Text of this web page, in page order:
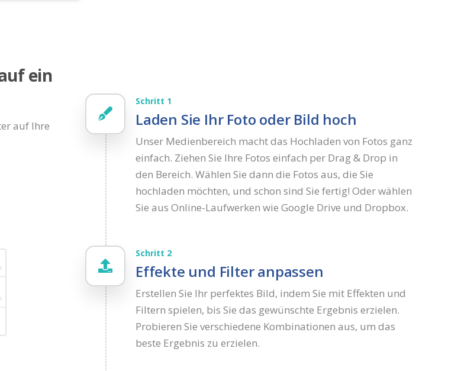
ein
auf Ihre
Schritt 1
Laden Sie Ihr Foto oder Bild hoch
Unser Medienbereich macht das Hochladen von Fotos ganz
einfach. Ziehen Sie Ihre Fotos einfach per Drag & Drop in
den Bereich. Wählen Sie dann die Fotos aus, die Sie
hochladen möchten, und schon sind Sie fertig! Oder wählen
Sie aus Online-Laufwerken wie Google Drive und Dropbox.
Schritt 2
Effekte und Filter anpassen
Erstellen Sie Ihr perfektes Bild, indem Sie mit Effekten und
Filtern spielen, bis Sie das gewünschte Ergebnis erzielen.
Probieren Sie verschiedene Kombinationen aus, um das
beste Ergebnis zu erzielen.